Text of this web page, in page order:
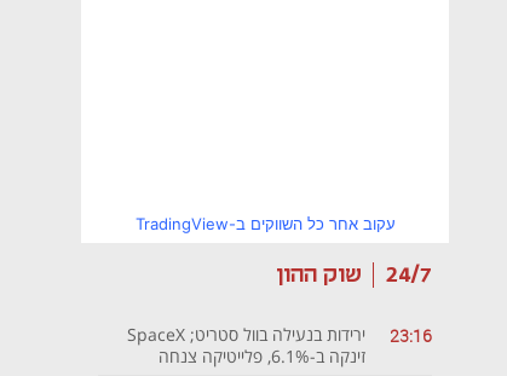
עקוב אחר כל השווקים ב-TradingView
24/7 שוק ההון
23:16
ירידות בנעילה בוול סטריט; SpaceX
זינקה ב-6.1%, פלייטיקה צנחה